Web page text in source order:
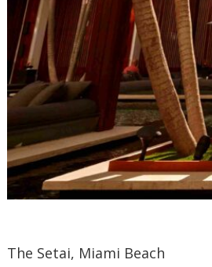
The Setai, Miami Beach